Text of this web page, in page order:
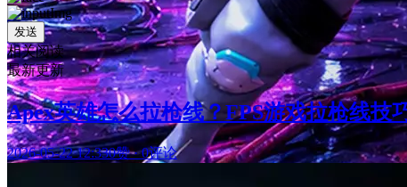
发送
相关阅读
最新更新
Apex英雄怎么拉枪线？FPS游戏拉枪线技
2026-05-22 12:330赞·0评论